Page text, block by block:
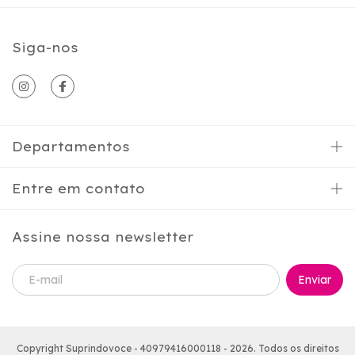
Siga-nos
Departamentos
Entre em contato
Assine nossa newsletter
Copyright Suprindovoce - 40979416000118 - 2026. Todos os direitos